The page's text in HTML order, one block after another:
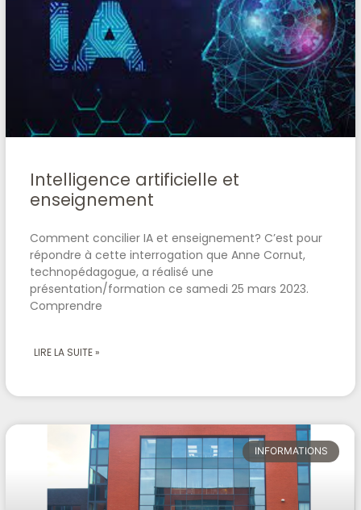
Intelligence artificielle et
enseignement
Comment concilier IA et enseignement? C’est pour
répondre à cette interrogation que Anne Cornut,
technopédagogue, a réalisé une
présentation/formation ce samedi 25 mars 2023.
Comprendre
LIRE LA SUITE »
INFORMATIONS